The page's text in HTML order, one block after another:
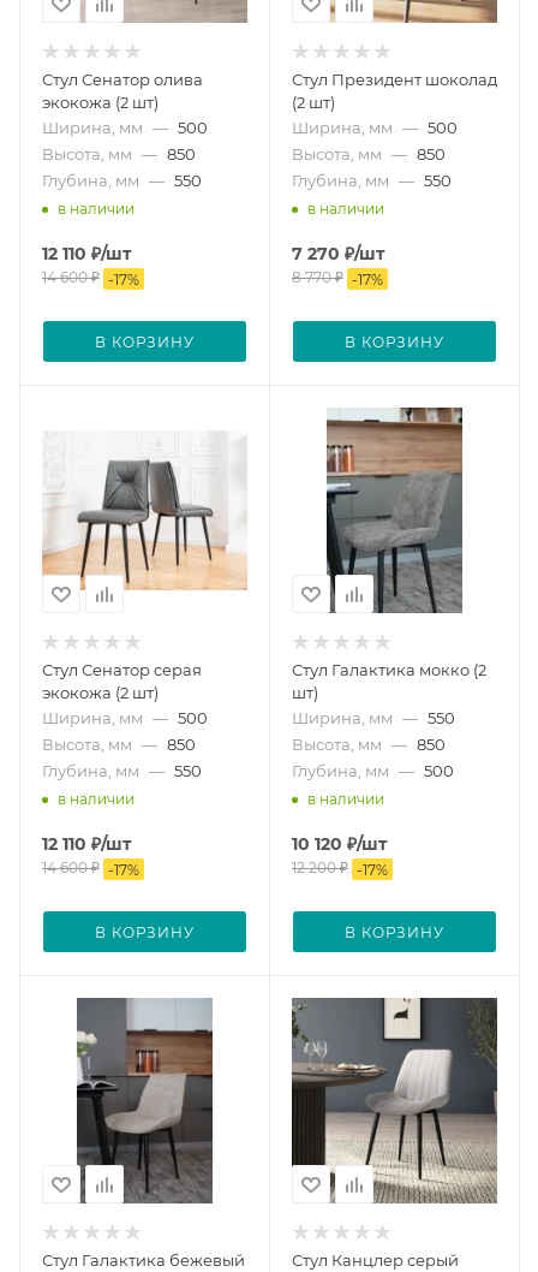
Стул Сенатор олива
экокожа (2 шт)
Ширина, мм — 500
Высота, мм — 850
Глубина, мм — 550
в наличии
12 110 ₽/шт
14 600₽ -17%
В КОРЗИНУ
Стул Президент шоколад
(2 шт)
Ширина, мм — 500
Высота, мм — 850
Глубина, мм — 550
в наличии
7 270 ₽/шт
8 770₽ -17%
В КОРЗИНУ
Стул Сенатор серая
экокожа (2 шт)
Ширина, мм — 500
Высота, мм — 850
Глубина, мм — 550
в наличии
12 110 ₽/шт
14 600₽ -17%
В КОРЗИНУ
Стул Галактика мокко (2
шт)
Ширина, мм — 550
Высота, мм — 850
Глубина, мм — 500
в наличии
10 120 ₽/шт
12 200₽ -17%
В КОРЗИНУ
Стул Галактика бежевый
Стул Канцлер серый